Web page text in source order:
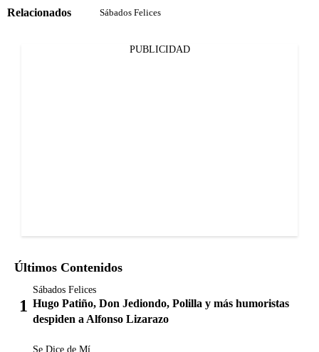
Relacionados Sábados Felices
PUBLICIDAD
Últimos Contenidos
Sábados Felices
Hugo Patiño, Don Jediondo, Polilla y más humoristas
despiden a Alfonso Lizarazo
Se Dice de Mí